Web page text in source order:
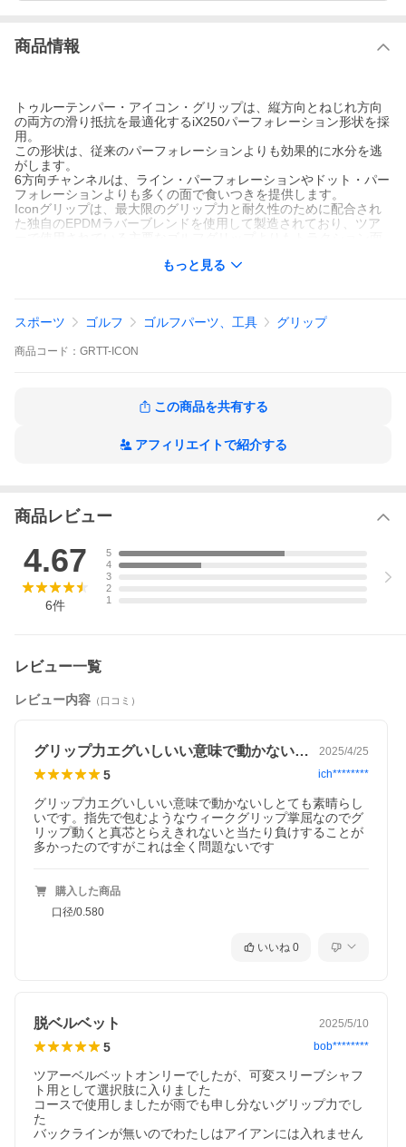
商品情報
トゥルーテンパー・アイコン・グリップは、縦方向とねじれ方向
の両方の滑り抵抗を最適化するiX250パーフォレーション形状を採
用。
この形状は、従来のパーフォレーションよりも効果的に水分を逃
がします。
6方向チャンネルは、ライン・パーフォレーションやドット・パー
フォレーションよりも多くの面で食いつきを提供します。
Iconグリップは、最大限のグリップ力と耐久性のために配合され
た独自のEPDMラバーブレンドを使用して製造されており、ツア
レーザーアブレーテッド・ツーリングで製造されているため、成
グリップ口径:0.580"/0.600"
バックライン:無
メール便（税込3,980円以上のお買い上げで送料無料）の場合、1
封筒に10本まで入れることができます。またその他ご注意事項に
もっと見る
スポーツ ゴルフ ゴルフパーツ、工具 グリップ
商品 コード： GRTT-ICON
この商品を共有する
アフィリエイトで紹介する
商品レビュー
4.67
6件
5
4
3
2
1
レビュー一覧
レビュー内容 （口コミ）
グリップ力エグいしいい意味で動かないし… 2025/4/25
5 ich********
グリップ力エグいしいい意味で動かないしとても素晴らし
いです。指先で包むようなウィークグリップ掌屈なのでグ
リップ動くと真芯とらえきれないと当たり負けすることが
多かったのですがこれは全く問題ないです
購入した商品
口径/0.580
いいね 0
脱ベルベット 2025/5/10
5 bob********
ツアーベルベットオンリーでしたが、可変スリーブシャフ
ト用として選択肢に入りました
コースで使用しましたが雨でも申し分ないグリップ力でし
た
バックラインが無いのでわたしはアイアンには入れません